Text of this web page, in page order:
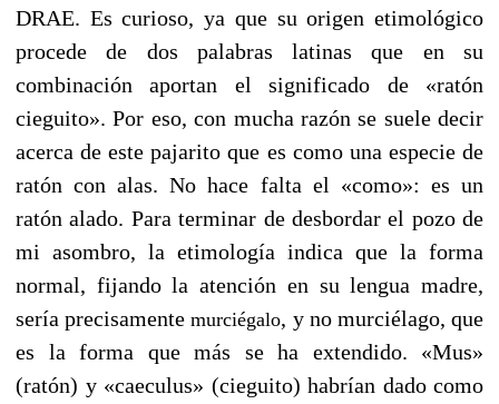
DRAE. Es curioso, ya que su origen etimológico
procede de dos palabras latinas que en su
combinación aportan el significado de «ratón
cieguito». Por eso, con mucha razón se suele decir
acerca de este pajarito que es como una especie de
ratón con alas. No hace falta el «como»: es un
ratón alado. Para terminar de desbordar el pozo de
mi asombro, la etimología indica que la forma
normal, fijando la atención en su lengua madre,
sería precisamentemurciégalo, y no murciélago, que
es la forma que más se ha extendido. «Mus»
(ratón) y «caeculus» (cieguito) habrían dado como